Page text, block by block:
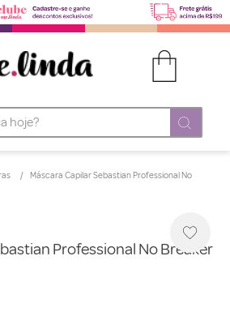
Máscara Capilar Sebastian Professional No
Professional No Breaker